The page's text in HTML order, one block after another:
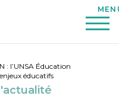
: l’UNSA Éducation
éducatifs